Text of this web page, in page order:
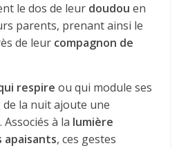
le dos de leur doudou en
parents, prenant ainsi le
de leur compagnon de
respire ou qui module ses
la nuit ajoute une
à la lumière
apaisants, ces gestes